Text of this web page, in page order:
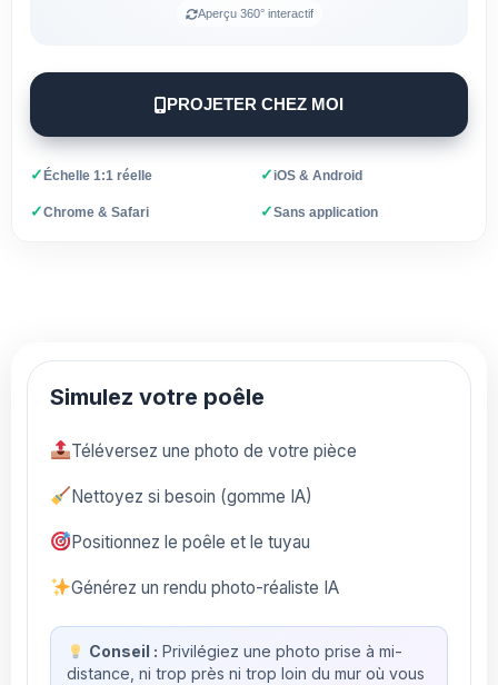
Aperçu 360° interactif
PROJETER CHEZ MOI
✓Échelle 1:1 réelle ✓iOS & Android
✓Chrome & Safari ✓Sans application
Simulez votre poêle
Téléversez une photo de votre pièce
Nettoyez si besoin (gomme IA)
Positionnez le poêle et le tuyau
Générez un rendu photo-réaliste IA
Conseil : Privilégiez une photo prise à mi-
distance, ni trop près ni trop loin du mur où vous